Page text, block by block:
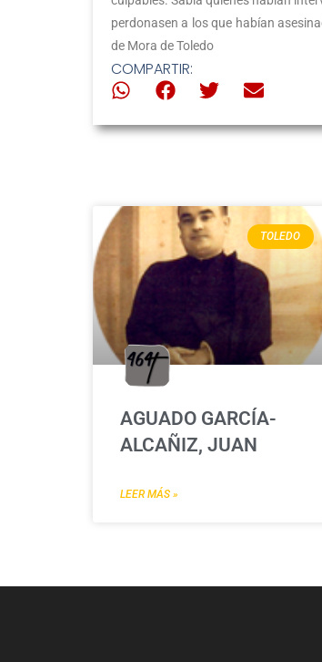
perdonasen a los que habían
de Mora de Toledo
COMPARTIR:
TOLEDO
AGUADO GARCÍA-
ALCAÑIZ, JUAN
LEER MÁS »